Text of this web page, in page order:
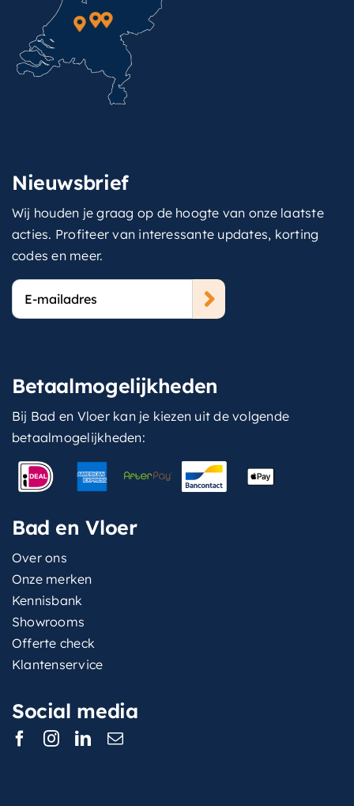
Nieuwsbrief
Wij houden je graag op de hoogte van onze laatste
acties. Profiteer van interessante updates, korting
codes en meer.
E-
mailadres
Betaalmogelijkheden
Bij Bad en Vloer kan je kiezen uit de volgende
betaalmogelijkheden:
Bad en Vloer
Over ons
Onze merken
Kennisbank
Showrooms
Offerte check
Klantenservice
Social media